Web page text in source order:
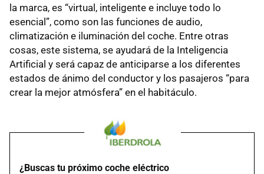
la marca, es “virtual, inteligente e incluye todo lo
esencial”, como son las funciones de audio,
climatización e iluminación del coche. Entre otras
cosas, este sistema, se ayudará de la Inteligencia
Artificial y será capaz de anticiparse a los diferentes
estados de ánimo del conductor y los pasajeros “para
crear la mejor atmósfera” en el habitáculo.
¿Buscas tu próximo coche eléctrico